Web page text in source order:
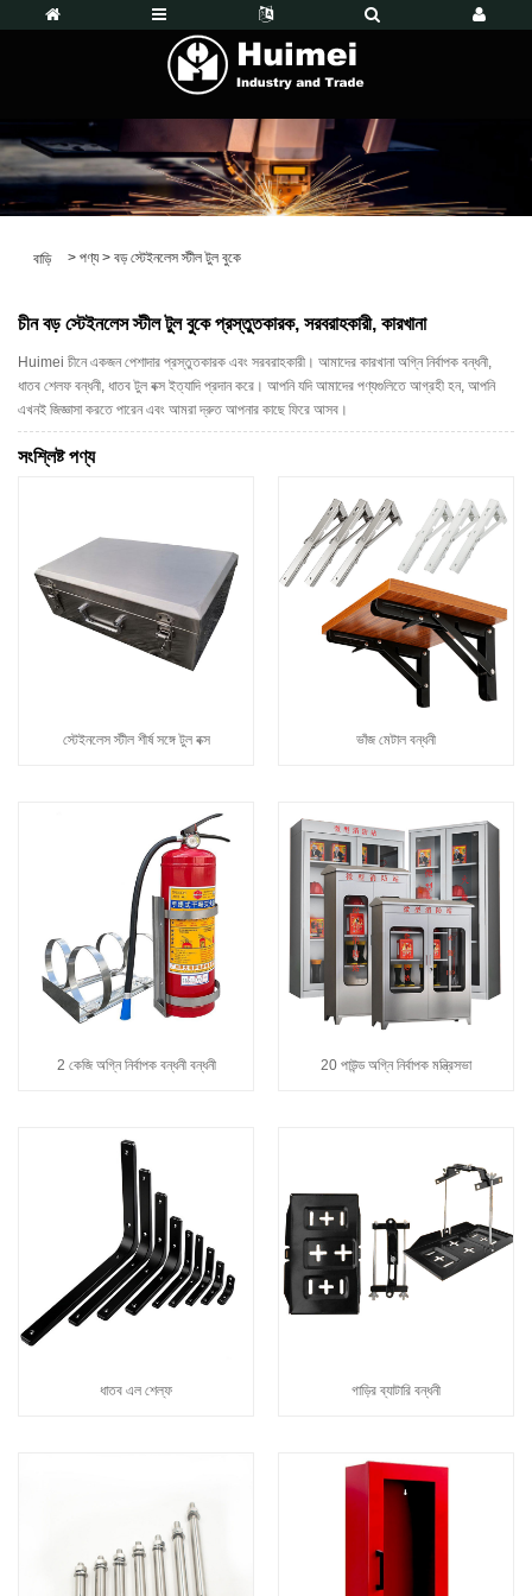
বাড়ি > পণ্য > বড় স্টেইনলেস স্টীল টুল বুকে
চীন বড় স্টেইনলেস স্টীল টুল বুকে প্রস্তুতকারক, সরবরাহকারী, কারখানা
Huimei চীনে একজন পেশাদার প্রস্তুতকারক এবং সরবরাহকারী। আমাদের কারখানা অগ্নি নির্বাপক বন্ধনী,
ধাতব শেলফ বন্ধনী, ধাতব টুল বক্স ইত্যাদি প্রদান করে। আপনি যদি আমাদের পণ্যগুলিতে আগ্রহী হন, আপনি
এখনই জিজ্ঞাসা করতে পারেন এবং আমরা দ্রুত আপনার কাছে ফিরে আসব।
সংশ্লিষ্ট পণ্য
স্টেইনলেস স্টীল শীর্ষ সঙ্গে টুল বক্স ভাঁজ মেটাল বন্ধনী
2 কেজি অগ্নি নির্বাপক বন্ধনী বন্ধনী 20 পাউন্ড অগ্নি নির্বাপক মন্ত্রিসভা
ধাতব এল শেল্ফ গাড়ির ব্যাটারি বন্ধনী